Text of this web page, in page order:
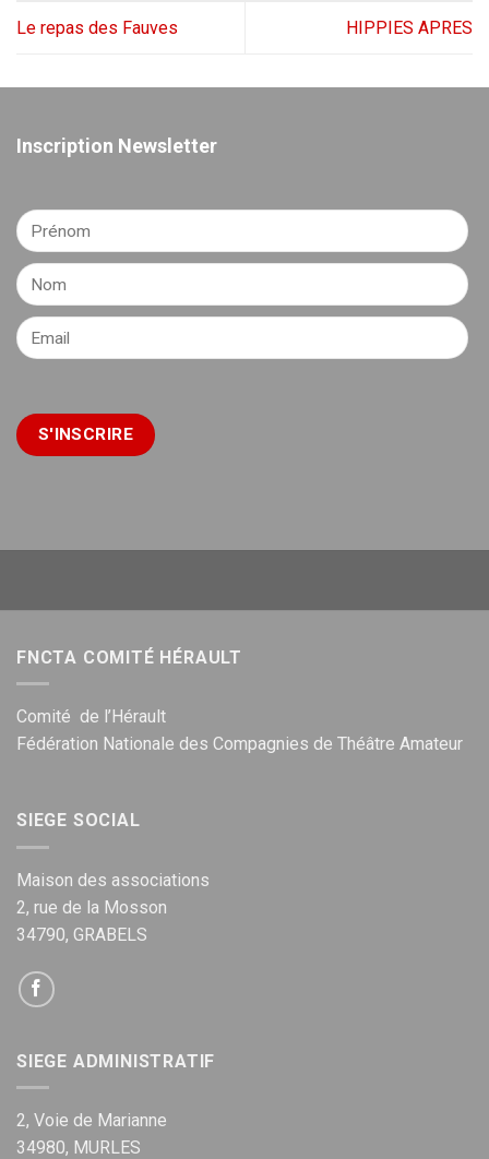
Le repas des Fauves HIPPIES APRES
Inscription Newsletter
FNCTA COMITÉ HÉRAULT
Comité de l’Hérault
Fédération Nationale des Compagnies de Théâtre Amateur
SIEGE SOCIAL
Maison des associations
2, rue de la Mosson
34790, GRABELS
SIEGE ADMINISTRATIF
2, Voie de Marianne
34980, MURLES